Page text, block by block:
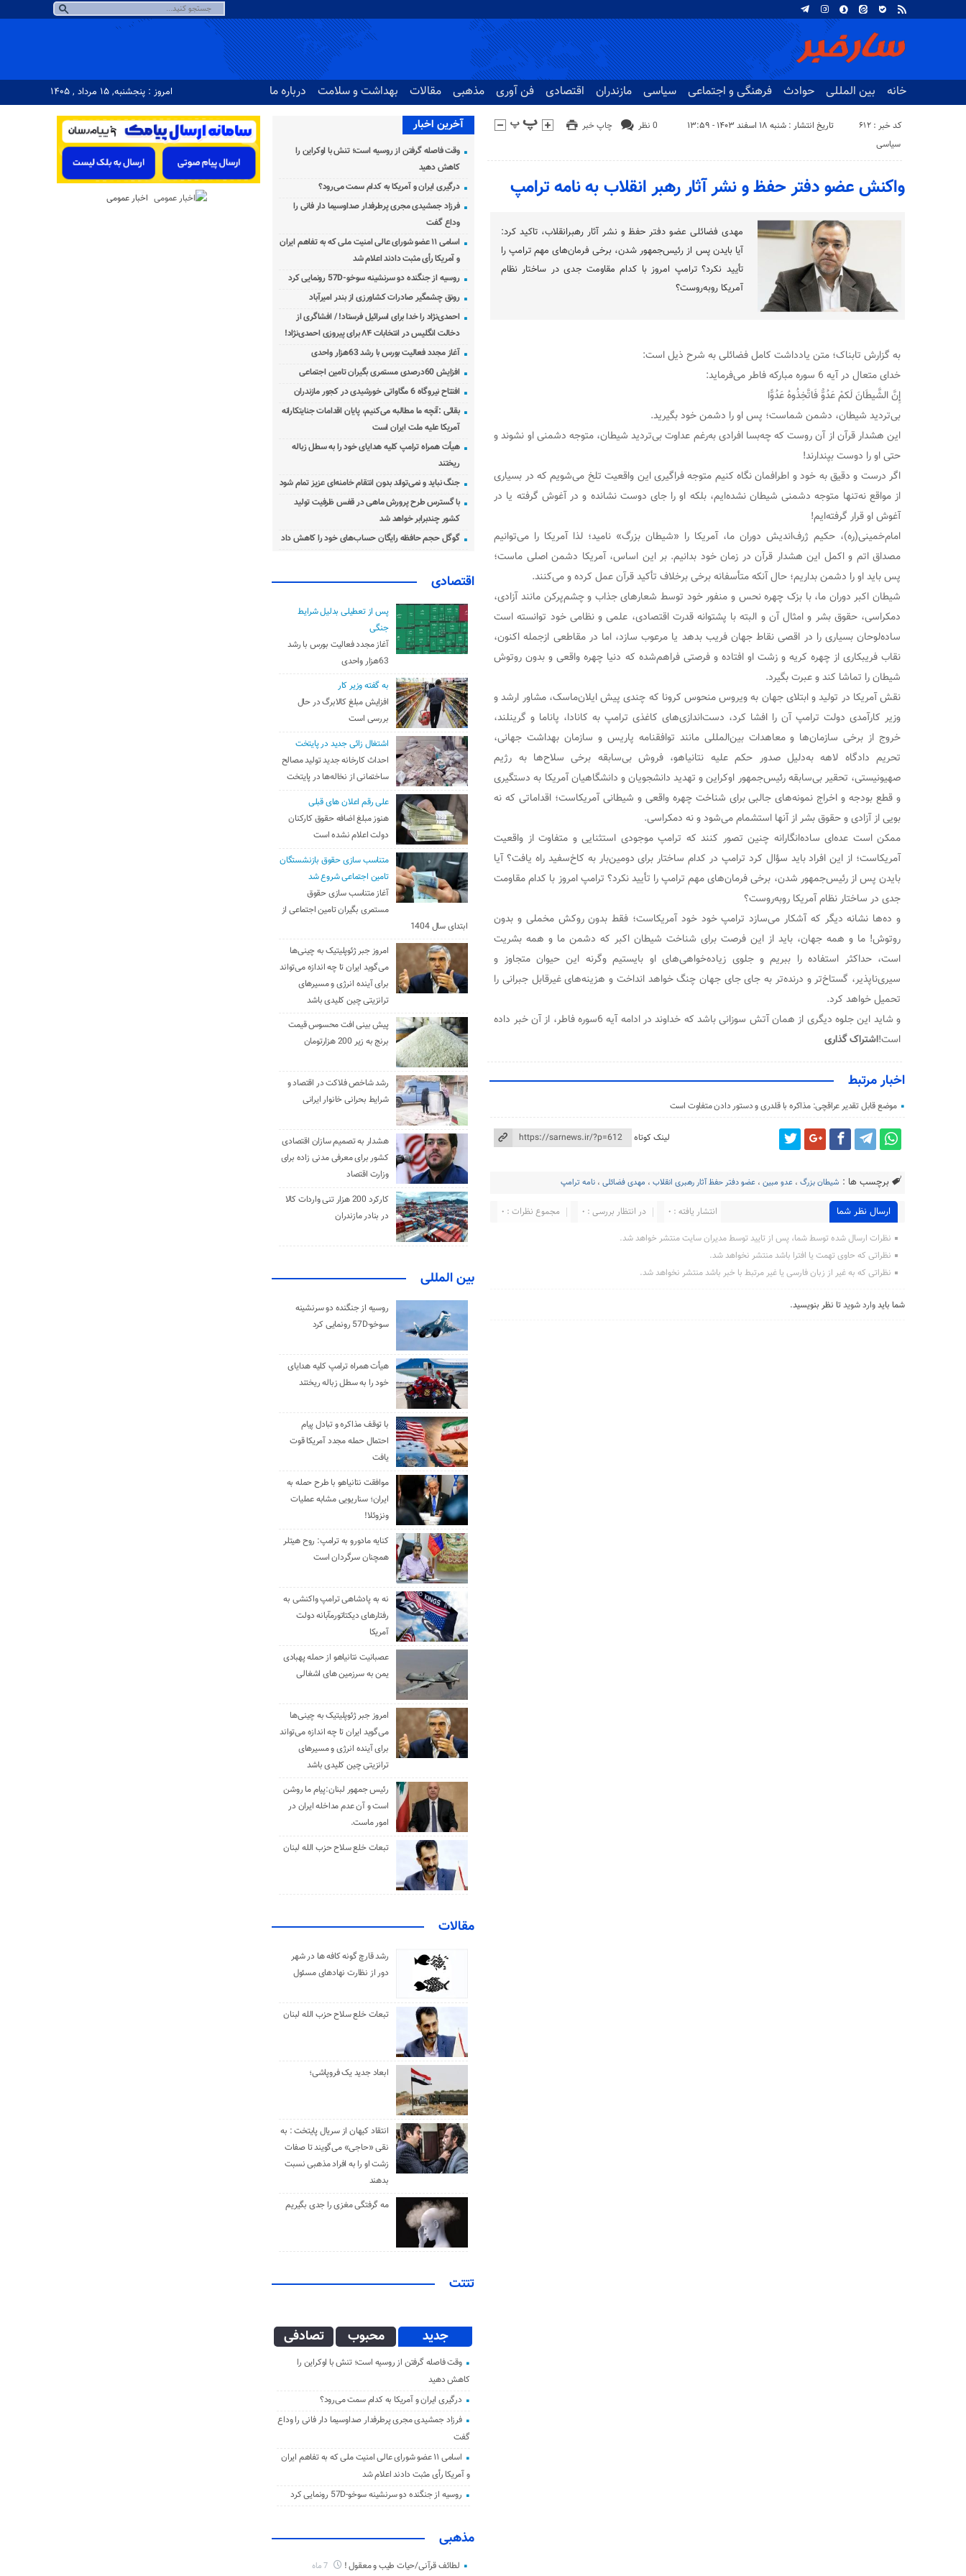
خانه بین المللی حوادث فرهنگی و اجتماعی سیاسی مازندران اقتصادی فن آوری مذهبی مقالات بهداشت و سلامت درباره ما امروز : پنجشنبه, ۱۵ مرداد , ۱۴۰۵
کد خبر : 612 تاریخ انتشار : شنبه ۱۸ اسفند ۱۴۰۳ - ۱۳:۵۹ چاپ خبر
0 نظر
سیاسی
واکنش عضو دفتر حفظ و نشر آثار رهبر انقلاب به نامه ترامپ
مهدی فضائلی عضو دفتر حفظ و نشر آثار رهبرانقلاب، تاکید کرد:
آیا بایدن پس از رئیس‌جمهور شدن، برخی فرمان‌های مهم ترامپ را
تأیید نکرد؟ ترامپ امروز با کدام مقاومت جدی در ساختار نظام
آمریکا روبه‌روست؟
به گزارش تابناک؛ متن یادداشت کامل فضائلی به شرح ذیل است:
خدای متعال در آیه 6 سوره مبارکه فاطر می‌فرماید:
إِنَّ الشَّیطَانَ لَکمْ عَدُوٌّ فَاتَّخِذُوهُ عَدُوًّا
بی‌تردید شیطان، دشمن شماست؛ پس او را دشمن خود بگیرید.
این هشدار قرآن از آن روست که چه‌بسا افرادی به‌رغم عداوت بی‌تردید شیطان، متوجه دشمنی او نشوند و
حتی او را دوست بپندارند!
اگر درست و دقیق به‌ خود و اطرافمان نگاه کنیم متوجه فراگیری این واقعیت تلخ می‌شویم که در بسیاری
از مواقع نه‌تنها متوجه دشمنی شیطان نشده‌ایم، بلکه او را جای دوست نشانده و در آغوش گرفته یا در
آغوش او قرار گرفته‌ایم!
امام‌خمینی(ره)، حکیم ژرف‌اندیش دوران ما، آمریکا را «شیطان بزرگ» نامید؛ لذا آمریکا را می‌توانیم
مصداق اتم و اکمل این هشدار قرآن در زمان خود بدانیم. بر این اساس، آمریکا دشمن اصلی ماست؛
پس باید او را دشمن بداریم؛ حال آنکه متأسفانه برخی برخلاف تأکید قرآن عمل کرده و می‌کنند.
شیطان اکبر دوران ما، با بزک چهره نحس و منفور خود توسط شعارهای جذاب و چشم‌پرکن مانند آزادی،
دمکراسی، حقوق بشر و امثال آن و البته با پشتوانه قدرت اقتصادی، علمی و نظامی خود توانسته است
ساده‌لوحان بسیاری را در اقصی نقاط جهان فریب بدهد یا مرعوب سازد، اما در مقاطعی ازجمله اکنون،
نقاب فریبکاری از چهره کریه و زشت او افتاده و فرصتی فراهم‌شده که دنیا چهره واقعی و بدون روتوش
شیطان را تماشا کند و عبرت بگیرد.
نقش آمریکا در تولید و ابتلای جهان به ویروس منحوس کرونا که چندی پیش ایلان‌ماسک، مشاور ارشد و
وزیر کارآمدی دولت ترامپ آن را افشا کرد، دست‌اندازی‌های کاغذی ترامپ به کانادا، پاناما و گرینلند،
خروج از برخی سازمان‌ها و معاهدات بین‌المللی مانند توافقنامه پاریس و سازمان بهداشت جهانی،
تحریم دادگاه لاهه به‌دلیل صدور حکم علیه نتانیاهو، فروش بی‌سابقه برخی سلاح‌ها به رژیم
صهیونیستی، تحقیر بی‌سابقه رئیس‌جمهور اوکراین و تهدید دانشجویان و دانشگاهیان آمریکا به دستگیری
و قطع بودجه و اخراج نمونه‌های جالبی برای شناخت چهره واقعی و شیطانی آمریکاست؛ اقداماتی که نه
بویی از آزادی و حقوق بشر از آنها استشمام می‌شود و نه دمکراسی.
ممکن است عده‌ای ساده‌انگارانه چنین تصور کنند که ترامپ موجودی استثنایی و متفاوت از واقعیت
آمریکاست؛ از این افراد باید سؤال کرد ترامپ در کدام ساختار برای دومین‌بار به کاخ‌سفید راه یافت؟ آیا
بایدن پس از رئیس‌جمهور شدن، برخی فرمان‌های مهم ترامپ را تأیید نکرد؟ ترامپ امروز با کدام مقاومت
جدی در ساختار نظام آمریکا روبه‌روست؟
و ده‌ها نشانه دیگر که آشکار می‌سازد ترامپ خود خود آمریکاست؛ فقط بدون روکش مخملی و بدون
روتوش! ما و همه جهان، باید از این فرصت برای شناخت شیطان اکبر که دشمن ما و همه بشریت
است، حداکثر استفاده را ببریم و جلوی زیاده‌خواهی‌های او بایستیم وگرنه این حیوان متجاوز و
سیری‌ناپذیر، گستاخ‌تر و درنده‌تر به جای جای جهان چنگ خواهد انداخت و هزینه‌های غیرقابل جبرانی را
تحمیل خواهد کرد.
و شاید این جلوه دیگری از همان آتش سوزانی باشد که خداوند در ادامه آیه 6سوره فاطر، از آن خبر داده
است!اشتراک گذاری
اخبار مرتبط
موضع قابل تقدیر عراقچی: مذاکره با قلدری و دستور دادن متفاوت است
لینک کوتاه
برچسب ها : شیطان بزرگ ،عدو مبین ،عضو دفتر حفظ آثار رهبری انقلاب ، مهدی فضائلی ،نامه ترامپ
ارسال نظر شما مجموع نظرات : 0 در انتظار بررسی : 0 انتشار یافته : 0
نظرات ارسال شده توسط شما، پس از تایید توسط مدیران سایت منتشر خواهد شد.
نظراتی که حاوی تهمت یا افترا باشد منتشر نخواهد شد.
نظراتی که به غیر از زبان فارسی یا غیر مرتبط با خبر باشد منتشر نخواهد شد.
شما بایدوارد شویدتا نظر بنویسید.
آخرین اخبار
وقت فاصله گرفتن از روسیه است؛ تنش با اوکراین را
کاهش دهید
درگیری ایران و آمریکا به کدام سمت می‌رود؟
فرزاد جمشیدی مجری پرطرفدار صداوسیما دار فانی را
وداع گفت
اسامی ۱۱ عضو شورای عالی امنیت ملی که به تفاهم ایران
و آمریکا رأی مثبت دادند اعلام شد
روسیه از جنگنده دو سرنشینه سوخو-57D رونمایی کرد
رونق چشمگیر صادرات کشاورزی از بندر امیرآباد
احمدی‌نژاد را خدا برای اسرائیل فرستاد! / افشاگری از
دخالت انگلیس در انتخابات ۸۴ برای پیروزی احمدی‌نژاد!
آغاز مجدد فعالیت بورس با رشد 63هزار واحدی
افزایش 60درصدی مستمری بگیران تامین اجتماعی
افتتاح نیروگاه 6 مگاواتی خورشیدی در کجور مازندران
بقائی :آنچه ما مطالبه می‌کنیم، پایان اقدامات جنایتکارانه
آمریکا علیه ملت ایران است
هیأت همراه ترامپ کلیه هدایای خود را به سطل زباله
ریختند
جنگ نباید و نمی‌تواند بدون انتقام خامنه‌ای عزیز تمام شود
با گسترس طرح پرورش ماهی در قفس ظرفیت تولید
کشور چندبرابر خواهد شد
گوگل حجم حافظه رایگان حساب‌های خود را کاهش داد
اقتصادی
پس از تعطیلی بدلیل شرایط
جنگی
آغاز مجدد فعالیت بورس با رشد
63هزار واحدی
به گفته وزیر کار
افزایش مبلغ کالابرگ در حال
بررسی است
اشتغال زائی جدید در پایتخت
احداث کارخانه جدید تولید مصالح
ساختمانی از نخاله‌ها در پایتخت
علی رقم اعلان های قبلی
هنوز مبلغ اضافه حقوق کارکنان
دولت اعلام نشده است
متناسب سازی حقوق بازنشستگان
تامین اجتماعی شروع شد
آغاز متناسب سازی حقوق
مستمری بگیران تامین اجتماعی از
ابتدای سال 1404
امروز جبر ژئوپلیتیک به چینی‌ها
می‌گوید ایران تا چه اندازه می‌تواند
برای آینده انرژی و مسیرهای
ترانزیتی چین کلیدی باشد
پیش بینی افت محسوس قیمت
برنج به زیر 200 هزارتومان
رشد شاخص فلاکت در اقتصاد و
شرایط بحرانی خانوار ایرانی
هشدار به تصمیم سازان اقتصادی
کشور برای معرفی مدنی زاده برای
وزارت اقتصاد
کارکرد 200 هزار تنی واردات کالا
در بنادر مازندران
بین المللی
روسیه از جنگنده دو سرنشینه
سوخو-57D رونمایی کرد
هیأت همراه ترامپ کلیه هدایای
خود را به سطل زباله ریختند
با توقف مذاکره و تبادل پیام
احتمال حمله مجدد آمریکا قوت
یافت
موافقت نتانیاهو با طرح حمله به
ایران؛ سناریویی مشابه عملیات
ونزوئلا!
کنایه مادورو به ترامپ: روح هیتلر
همچنان سرگردان است
نه به پادشاهی ترامپ واکنشی به
رفتارهای دیکتاتورمآبانه دولت
آمریکا
عصبانیت نتانیاهو از حمله پهبادی
یمن به سرزمین های اشغالی
امروز جبر ژئوپلیتیک به چینی‌ها
می‌گوید ایران تا چه اندازه می‌تواند
برای آینده انرژی و مسیرهای
ترانزیتی چین کلیدی باشد
رئیس جمهور لبنان:پیام ما روشن
است و آن عدم مداخله ایران در
امور ماست.
تبعات خلع سلاح حزب الله لبنان
مقالات
رشد قارچ گونه کافه ها در شهر
دور از نظارت نهادهای مسئول
تبعات خلع سلاح حزب الله لبنان
ابعاد جدید یک فروپاشی؛
انتقاد کیهان از سریال پایتخت : به
نقی «حاجی» می‌گویند تا صفات
زشت او را به افراد مذهبی نسبت
بدهند
مه گرفتگی مغزی را جدی بگیریم
تتتت
جدید محبوب تصادفی
وقت فاصله گرفتن از روسیه است؛ تنش با اوکراین را
کاهش دهید
درگیری ایران و آمریکا به کدام سمت می‌رود؟
فرزاد جمشیدی مجری پرطرفدار صداوسیما دار فانی را وداع
گفت
اسامی ۱۱ عضو شورای عالی امنیت ملی که به تفاهم ایران
و آمریکا رأی مثبت دادند اعلام شد
روسیه از جنگنده دو سرنشینه سوخو-57D رونمایی کرد
مذهبی
لطائف قرآنی/حیات طیب و معقول !
اخبار عمومی